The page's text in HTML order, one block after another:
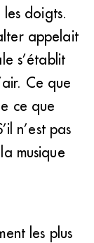
doigts.
appelait
s’établit
Ce que
ce que
n’est pas
musique
les plus